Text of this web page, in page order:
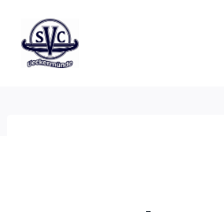
Inhalt
springen